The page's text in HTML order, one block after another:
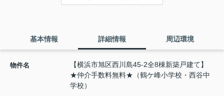
基本情報 詳細情報 周辺環境
物件名
【横浜市旭区西川島45-2全8棟新築戸建て】
★仲介手数料無料★（鶴ケ峰小学校・西谷中
学校）